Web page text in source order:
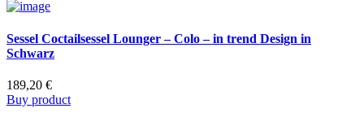
Sessel Coctailsessel Lounger – Colo – in trend Design in
Schwarz
189,20 €
Buy product